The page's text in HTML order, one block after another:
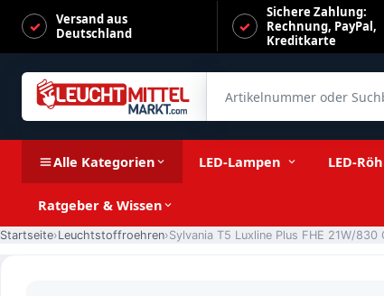
Versand aus
Deutschland
Sichere Zahlung:
Rechnung, PayPal,
Kreditkarte
Alle Kategorien LED-Lampen LED-
Ratgeber & Wissen
Startseite Leuchtstoffroehren Sylvania T5 Luxline Plus FHE 21W/830
Sylvania T5 Luxline Plus FHE 21W/830 G5 warmweiß